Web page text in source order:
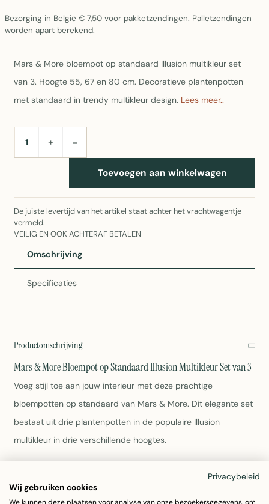
Bezorging in België € 7,50 voor pakketzendingen. Palletzendingen
worden apart berekend.
Mars & More bloempot op standaard Illusion multikleur set
van 3. Hoogte 55, 67 en 80 cm. Decoratieve plantenpotten
met standaard in trendy multikleur design. Lees meer..
AANTAL+ −
Toevoegen aan winkelwagen
De juiste levertijd van het artikel staat achter het vrachtwagentje
vermeld.
VEILIG EN OOK ACHTERAF BETALEN
Omschrijving
Specificaties
Productomschrijving
Mars & More Bloempot op Standaard Illusion Multikleur Set van 3
Voeg stijl toe aan jouw interieur met deze prachtige
bloempotten op standaard van Mars & More. Dit elegante set
bestaat uit drie plantenpotten in de populaire Illusion
multikleur in drie verschillende hoogtes.
Trendy multikleur design met illusion effect
Materiaal: hoogwaardig vachten
Privacybeleid
Wij gebruiken cookies
We kunnen deze plaatsen voor analyse van onze bezoekersgegevens, om